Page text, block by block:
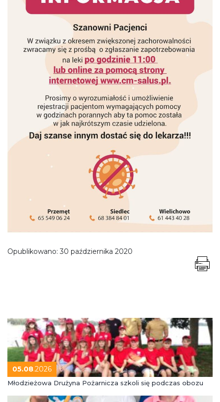
Opublikowano:30 października 2020
05.08.2026
Młodzieżowa Drużyna Pożarnicza szkoli się podczas obozu